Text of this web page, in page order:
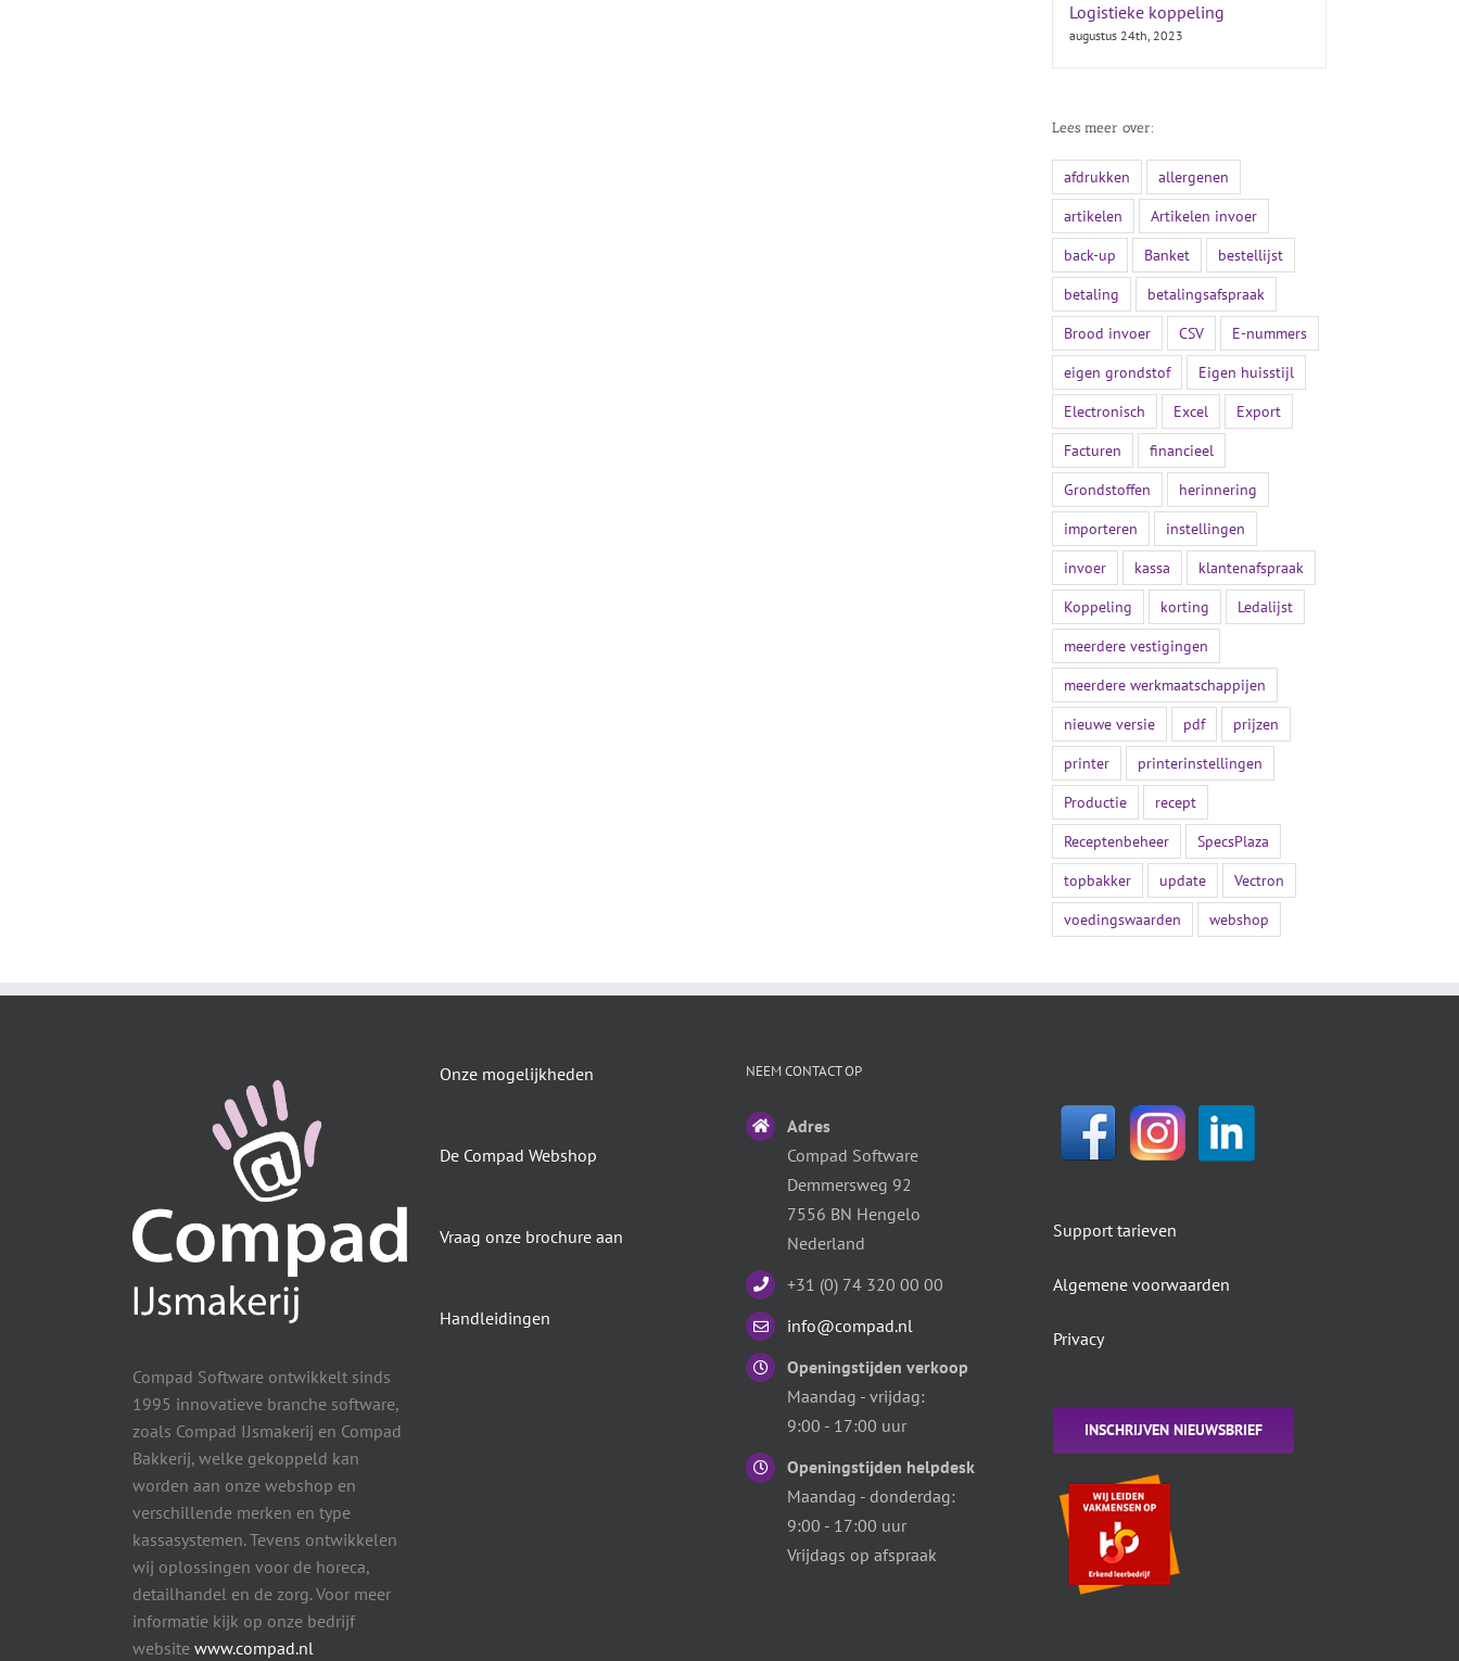
Logistieke koppeling
augustus 24th, 2023
Lees meer over:
afdrukken
allergenen
artikelen
Artikelen invoer
back-up
Banket
bestellijst
betaling
betalingsafspraak
Brood invoer
CSV
E-nummers
eigen grondstof
Eigen huisstijl
Electronisch
Excel
Export
Facturen
financieel
Grondstoffen
herinnering
importeren
instellingen
invoer
kassa
klantenafspraak
Koppeling
korting
Ledalijst
meerdere vestigingen
meerdere werkmaatschappijen
nieuwe versie
pdf
prijzen
printer
printerinstellingen
Productie
recept
Receptenbeheer
SpecsPlaza
topbakker
update
Vectron
voedingswaarden
webshop
Compad Software ontwikkelt sinds
1995 innovatieve branche software,
zoals Compad IJsmakerij en Compad
Bakkerij, welke gekoppeld kan
worden aan onze webshop en
verschillende merken en type
kassasystemen. Tevens ontwikkelen
wij oplossingen voor de horeca,
detailhandel en de zorg. Voor meer
informatie kijk op onze bedrijf
website www.compad.nl
Onze mogelijkheden
De Compad Webshop
Vraag onze brochure aan
Handleidingen
NEEM CONTACT OP
Adres
Compad Software
Demmersweg 92
7556 BN Hengelo
Nederland
+31 (0) 74 320 00 00
info@compad.nl
Openingstijden verkoop
Maandag - vrijdag:
9:00 - 17:00 uur
Openingstijden helpdesk
Maandag - donderdag:
9:00 - 17:00 uur
Vrijdags op afspraak
Support tarieven
Algemene voorwaarden
Privacy
INSCHRIJVEN NIEUWSBRIEF